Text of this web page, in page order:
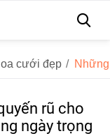
cưới đẹp /
rũ cho
ngày trọng